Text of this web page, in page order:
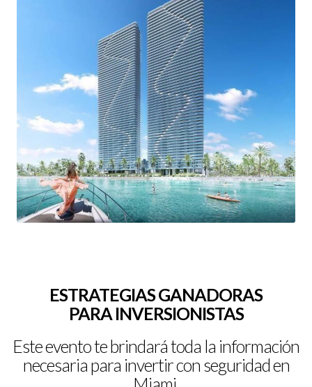
SAMPLE TEXT 1
ESTRATEGIAS GANADORAS
PARA INVERSIONISTAS
Este evento te brindará toda la información
necesaria para invertir con seguridad en